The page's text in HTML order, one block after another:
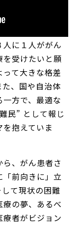
に１人ががん
を受けたいと願
て大きな格差
、国や自治体
方で、最適な
民” として報じ
抱えていま
、がん患者さ
前向きに」立
て現状の困難
の夢、あるべ
者がビジョン